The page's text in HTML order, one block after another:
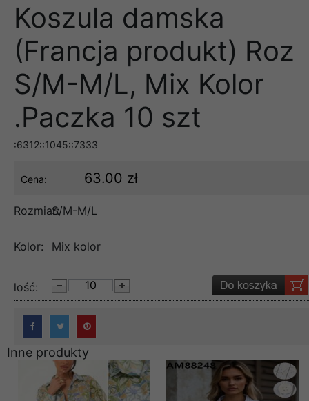
Koszula damska
(Francja produkt) Roz
S/M-M/L, Mix Kolor
.Paczka 10 szt
:6312::1045::7333
Cena: 63.00 zł
Rozmiar:S/M-M/L
Kolor: Mix kolor
lość:
Inne produkty